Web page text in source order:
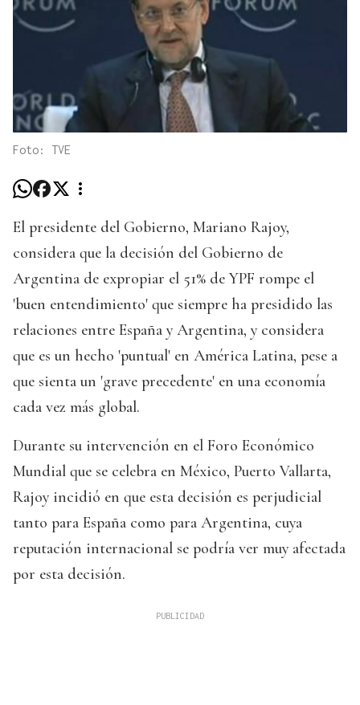
Foto: TVE
El presidente del Gobierno, Mariano Rajoy,
considera que la decisión del Gobierno de
Argentina de expropiar el 51% de YPF rompe el
'buen entendimiento' que siempre ha presidido las
relaciones entre España y Argentina, y considera
que es un hecho 'puntual' en América Latina, pese a
que sienta un 'grave precedente' en una economía
cada vez más global.
Durante su intervención en el Foro Económico
Mundial que se celebra en México, Puerto Vallarta,
Rajoy incidió en que esta decisión es perjudicial
tanto para España como para Argentina, cuya
reputación internacional se podría ver muy afectada
por esta decisión.